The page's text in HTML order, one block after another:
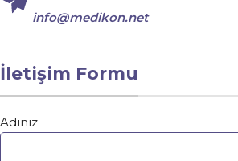
info@medikon.net
İletişim Formu
Adınız